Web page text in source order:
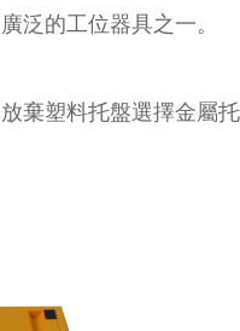
的工位器具之一。
棄塑料托盤選擇金屬托